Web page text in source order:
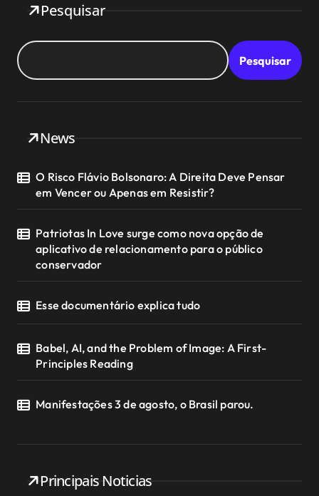
Pesquisar
Pesquisar
News
O Risco Flávio Bolsonaro: A Direita Deve Pensar
em Vencer ou Apenas em Resistir?
Patriotas In Love surge como nova opção de
aplicativo de relacionamento para o público
conservador
Esse documentário explica tudo
Babel, AI, and the Problem of Image: A First-
Principles Reading
Manifestações 3 de agosto, o Brasil parou.
Principais Noticias